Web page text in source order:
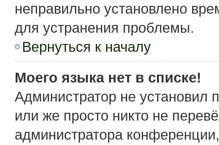
неправильно установлено
для устранения проблемы.
Вернуться к началу
Моего языка нет в списке!
Администратор не установил
или же просто никто не
администратора